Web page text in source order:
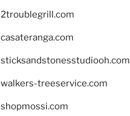
2troublegrill.com
casateranga.com
sticksandstonesstudiooh.com
walkers-treeservice.com
shopmossi.com